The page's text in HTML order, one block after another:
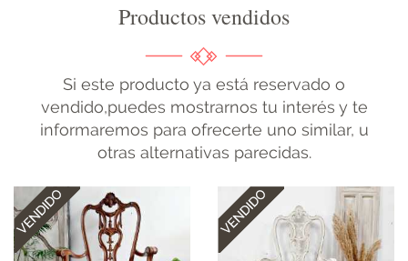
Productos vendidos
Si este producto ya está reservado o
vendido,puedes mostrarnos tu interés y te
informaremos para ofrecerte uno similar, u
otras alternativas parecidas.